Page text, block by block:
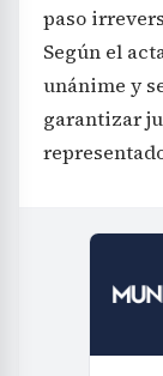
paso
Según el
unánime y
garantizar